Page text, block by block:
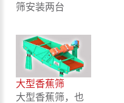
筛安装两台
大型香蕉筛
大型香蕉筛，也